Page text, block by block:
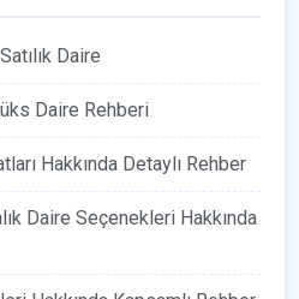
Daire
Daire Rehberi
Hakkında Detaylı Rehber
Daire Seçenekleri Hakkında